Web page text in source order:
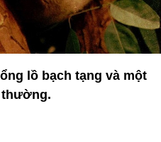
lồ bạch tạng và một
thường.